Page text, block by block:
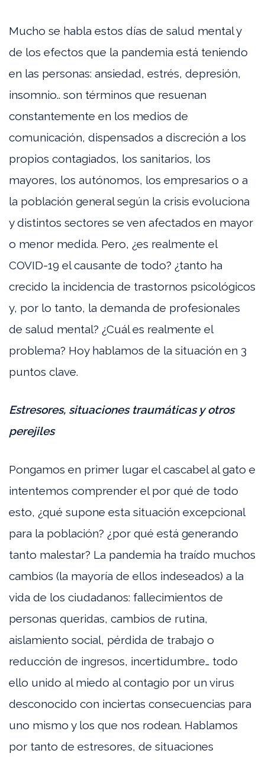
Mucho se habla estos días de salud mental y
de los efectos que la pandemia está teniendo
en las personas: ansiedad, estrés, depresión,
insomnio.. son términos que resuenan
constantemente en los medios de
comunicación, dispensados a discreción a los
propios contagiados, los sanitarios, los
mayores, los autónomos, los empresarios o a
la población general según la crisis evoluciona
y distintos sectores se ven afectados en mayor
o menor medida. Pero, ¿es realmente el
COVID-19 el causante de todo? ¿tanto ha
crecido la incidencia de trastornos psicológicos
y, por lo tanto, la demanda de profesionales
de salud mental? ¿Cuál es realmente el
problema? Hoy hablamos de la situación en 3
puntos clave.
Estresores, situaciones traumáticas y otros
perejiles
Pongamos en primer lugar el cascabel al gato e
intentemos comprender el por qué de todo
esto, ¿qué supone esta situación excepcional
para la población? ¿por qué está generando
tanto malestar? La pandemia ha traído muchos
cambios (la mayoría de ellos indeseados) a la
vida de los ciudadanos: fallecimientos de
personas queridas, cambios de rutina,
aislamiento social, pérdida de trabajo o
reducción de ingresos, incertidumbre… todo
ello unido al miedo al contagio por un virus
desconocido con inciertas consecuencias para
uno mismo y los que nos rodean. Hablamos
por tanto de estresores, de situaciones